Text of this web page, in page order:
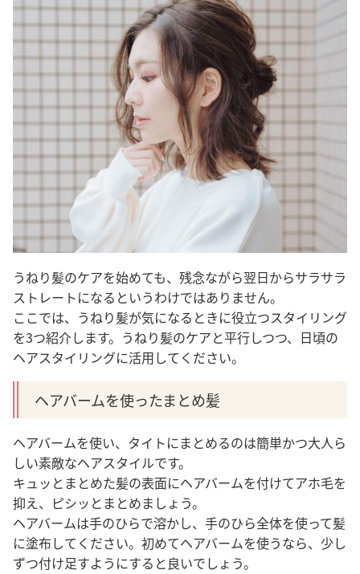
うねり髪のケアを始めても、残念ながら翌日からサラサラ
ストレートになるというわけではありません。
ここでは、うねり髪が気になるときに役立つスタイリング
を3つ紹介します。うねり髪のケアと平行しつつ、日頃の
ヘアスタイリングに活用してください。
ヘアバームを使ったまとめ髪
ヘアバームを使い、タイトにまとめるのは簡単かつ大人ら
しい素敵なヘアスタイルです。
キュッとまとめた髪の表面にヘアバームを付けてアホ毛を
抑え、ピシッとまとめましょう。
ヘアバームは手のひらで溶かし、手のひら全体を使って髪
に塗布してください。初めてヘアバームを使うなら、少し
ずつ付け足すようにすると良いでしょう。